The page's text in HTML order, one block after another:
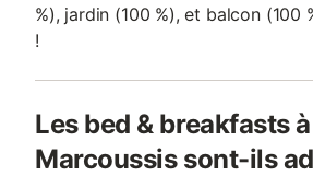
%), jardin (100 %), et balcon (100
!
Les bed & breakfasts à
Marcoussis sont-ils